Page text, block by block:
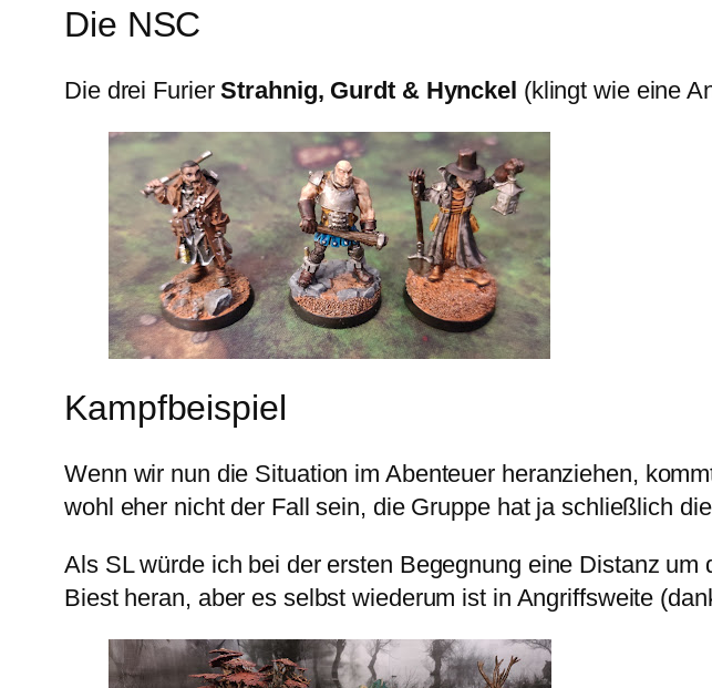
Die NSC
Die drei FurierStrahnig, Gurdt & Hynckel (klingt wie eine
Kampfbeispiel
Wenn wir nun die Situation im Abenteuer heranziehen,
wohl eher nicht der Fall sein, die Gruppe hat ja schließlich
Als SL würde ich bei der ersten Begegnung eine Distanz
Biest heran, aber es selbst wiederum ist in Angriffsweite